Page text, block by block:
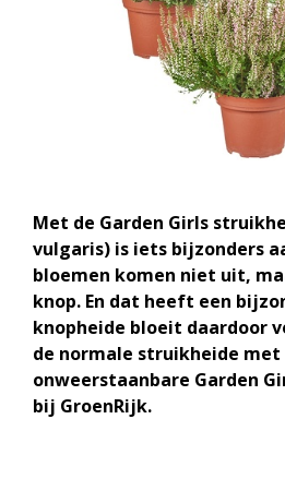
Met de Garden Girls
vulgaris) is iets bijzonders
bloemen komen niet uit,
knop. En dat heeft een
knopheide bloeit daardoor
de normale struikheide met
onweerstaanbare Garden
bij GroenRijk.